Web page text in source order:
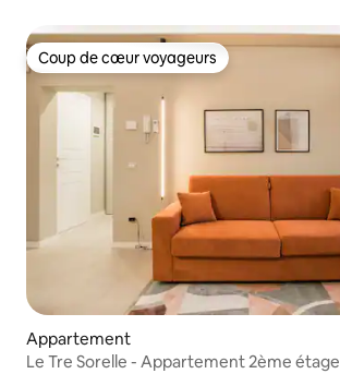
Coup de cœur voyageurs
Coup de cœur voyageurs
Appartement
Le Tre Sorelle - Appartement 2ème étage